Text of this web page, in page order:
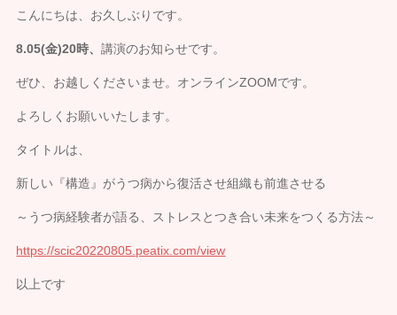
こんにちは、お久しぶりです。
8.05(金)20時、講演のお知らせです。
ぜひ、お越しくださいませ。オンラインZOOMです。
よろしくお願いいたします。
タイトルは、
新しい『構造』がうつ病から復活させ組織も前進させる
～うつ病経験者が語る、ストレスとつき合い未来をつくる方法～
https://scic20220805.peatix.com/view
以上です